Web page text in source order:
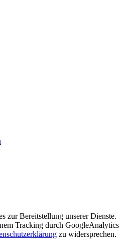
zur Bereitstellung unserer Dienste.
Tracking durch GoogleAnalytics
zu widersprechen.